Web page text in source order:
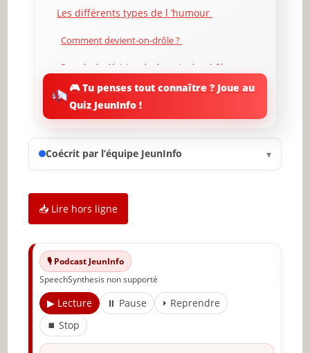
Les différents types de l ’humour
Comment devient-on-drôle ?
Prendre la décision de devenir plus drôle
Savoir Ce que “drôle” veut dire
Adopter la vision comique
Trouver son propre sens de l ’humour
S’ inspirer des autres (personnes drôles)
Être détendu pour pouvoir faire rire les autres
Méditer pour être plus détendu
Faites du sport pour se relaxer
Côtoyer des gens drôles
🎮 Tu penses tout connaître ? Joue au
Quiz JeunInfo !
Coécrit par l’équipe JeunInfo ▾
📥 Lire hors ligne
🎙️ Podcast JeunInfo
SpeechSynthesis non supporté
▶ Lecture ⏸ Pause
⏵ Reprendre
⏹ Stop